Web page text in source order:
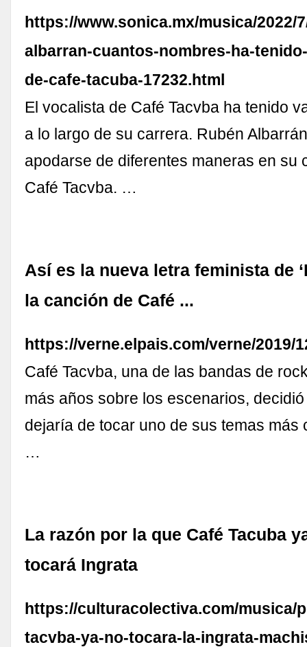
https://www.sonica.mx/musica/2022/
albarran-cuantos-nombres-ha-
de-cafe-tacuba-17232.html
El vocalista de Café Tacvba ha tenido
a lo largo de su carrera. Rubén
apodarse de diferentes maneras en su
Café Tacvba. …
Así es la nueva letra feminista de
la canción de Café ...
https://verne.elpais.com/verne/2019/
Café Tacvba, una de las bandas de
más años sobre los escenarios,
dejaría de tocar uno de sus temas más
…
La razón por la que Café Tacuba
tocará Ingrata
https://culturacolectiva.com/musica/
tacvba-ya-no-tocara-la-ingrata-